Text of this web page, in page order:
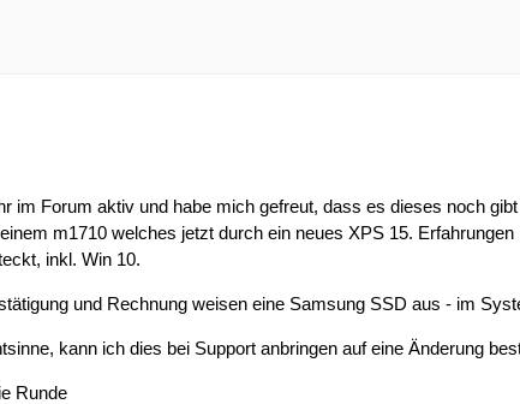
im Forum aktiv und habe mich gefreut, dass es dieses noch
m1710 welches jetzt durch ein neues XPS 15.
inkl. Win 10.
und Rechnung weisen eine Samsung SSD aus - im
kann ich dies bei Support anbringen auf eine Änderung
Runde